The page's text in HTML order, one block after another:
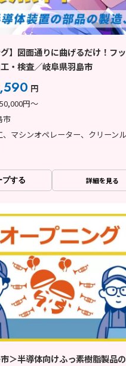
グ】図面通りに曲げるだけ！フ
・検査／岐阜県羽島市
円
円～
市
プする 詳細を見る
＞半導体向けふっ素樹脂製品